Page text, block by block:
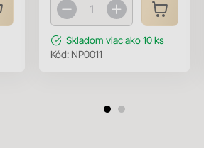
Skladom viac ako 10 ks
Kód: NP0011